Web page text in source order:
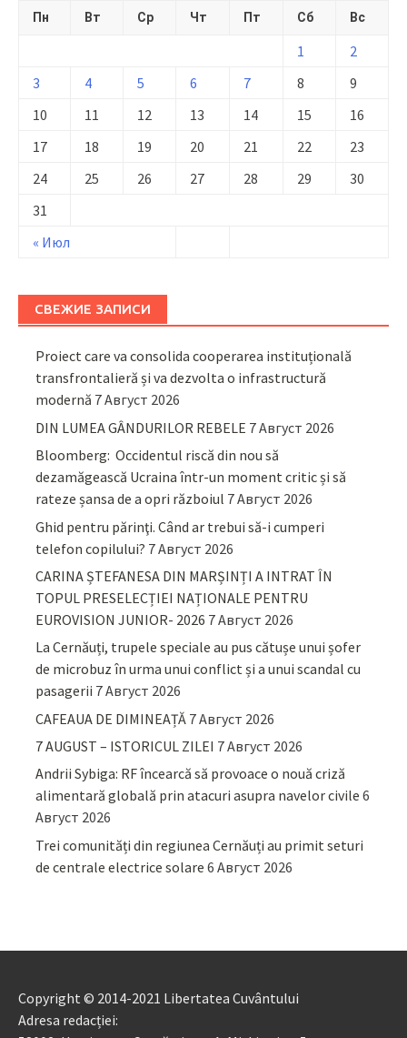
Пн Вт Ср Чт Пт Сб Вс
« Июл
1
2
3
4 5 6 7 8
9
10
11 12 13 14 15
16
17
18 19 20 21 22
23
24
25 26 27 28 29
30
31
СВЕЖИЕ ЗАПИСИ
Proiect care va consolida cooperarea instituțională
transfrontalieră și va dezvolta o infrastructură
modernă 7 Август 2026
DIN LUMEA GÂNDURILOR REBELE 7 Август 2026
Bloomberg: Occidentul riscă din nou să
dezamăgească Ucraina într-un moment critic și să
rateze șansa de a opri războiul 7 Август 2026
Ghid pentru părinţi. Când ar trebui să-i cumperi
telefon copilului? 7 Август 2026
CARINA ȘTEFANESA DIN MARȘINȚI A INTRAT ÎN
TOPUL PRESELECȚIEI NAȚIONALE PENTRU
EUROVISION JUNIOR- 2026 7 Август 2026
La Cernăuți, trupele speciale au pus cătușe unui șofer
de microbuz în urma unui conflict și a unui scandal cu
pasagerii 7 Август 2026
CAFEAUA DE DIMINEAȚĂ 7 Август 2026
7 AUGUST – ISTORICUL ZILEI 7 Август 2026
Andrii Sybiga: RF încearcă să provoace o nouă criză
alimentară globală prin atacuri asupra navelor civile 6
Август 2026
Trei comunități din regiunea Cernăuți au primit seturi
de centrale electrice solare 6 Август 2026
Copyright © 2014-2021 Libertatea Cuvântului
Adresa redacției: